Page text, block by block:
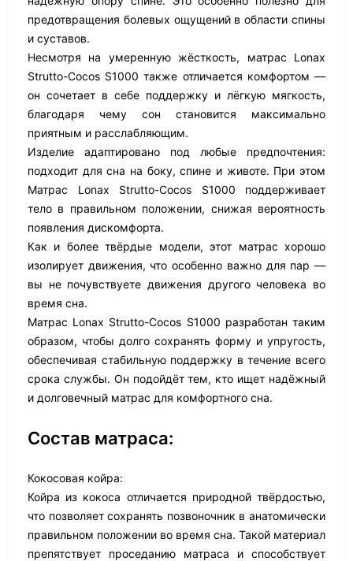
предотвращения болевых ощущений в области спины
и суставов.
Несмотря на умеренную жёсткость, матрас Lonax
Strutto-Cocos S1000 также отличается комфортом —
он сочетает в себе поддержку и лёгкую мягкость,
благодаря чему сон становится максимально
приятным и расслабляющим.
Изделие адаптировано под любые предпочтения:
подходит для сна на боку, спине и животе. При этом
Матрас Lonax Strutto-Cocos S1000 поддерживает
тело в правильном положении, снижая вероятность
появления дискомфорта.
Как и более твёрдые модели, этот матрас хорошо
изолирует движения, что особенно важно для пар —
вы не почувствуете движения другого человека во
время сна.
Матрас Lonax Strutto-Cocos S1000 разработан таким
образом, чтобы долго сохранять форму и упругость,
обеспечивая стабильную поддержку в течение всего
срока службы. Он подойдёт тем, кто ищет надёжный
и долговечный матрас для комфортного сна.
Состав матраса:
Кокосовая койра:
Койра из кокоса отличается природной твёрдостью,
что позволяет сохранять позвоночник в анатомически
правильном положении во время сна. Такой материал
препятствует проседанию матраса и способствует